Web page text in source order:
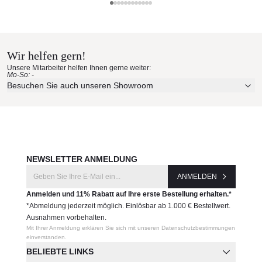
UV-, witterungs- und farbbeständig
Produktnummer:
HRP750-XX
Erleben Sie unsere Stoffe und Materialien ganz in Ruhe in
Ihren eigenen vier Wänden.
Aktuelle Originalstoffe des Herstellers
Wir helfen gern!
Unsere Mitarbeiter helfen Ihnen gerne weiter:
Mo-So: -
Besuchen Sie auch unseren Showroom
BELIEBTE LINKS
NEWSLETTER ANMELDUNG
ANMELDEN
Anmelden und 11% Rabatt auf Ihre erste Bestellung erhalten.*
*Abmeldung jederzeit möglich. Einlösbar ab 1.000 € Bestellwert.
Ausnahmen vorbehalten.
Mit Ihrer Anmeldung erklären Sie sich mit unseren Datenschutzbestimmungen
einverstanden.